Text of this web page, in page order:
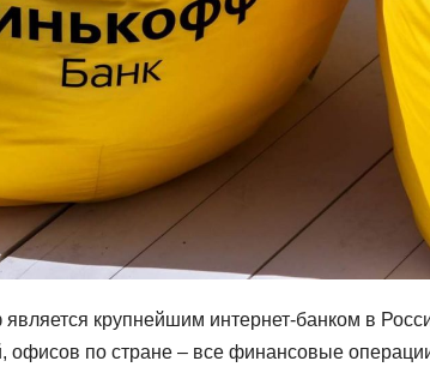
крупнейшим интернет-банком в
офисов по стране – все финансовые